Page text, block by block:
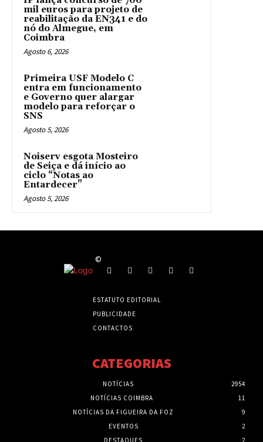
mil euros para projeto de
reabilitação da EN341 e do
nó do Almegue, em
Coimbra
Agosto 6, 2026
Primeira USF Modelo C
entra em funcionamento
e Governo quer alargar
modelo para reforçar o
SNS
Agosto 5, 2026
Noiserv esgota Mosteiro
de Seiça e dá início ao
ciclo “Notas ao
Entardecer”
Agosto 5, 2026
©
ESTATUTO EDITORIAL
PUBLICIDADE
CONTACTOS
CATEGORIAS
NOTÍCIAS
2954
NOTÍCIAS COIMBRA
11
NOTÍCIAS DA FIGUEIRA DA FOZ
9
EVENTOS
2
DESTAQUES
2